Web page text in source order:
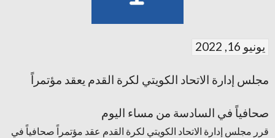
يونيو 16, 2022
مجلس إدارة الاتحاد الكويتي لكرة القدم يعقد مؤتمراً
صحافياً في السادسة من مساء اليوم
قرر مجلس إدارة الاتحاد الكويتي لكرة القدم عقد مؤتمراً صحافياً في